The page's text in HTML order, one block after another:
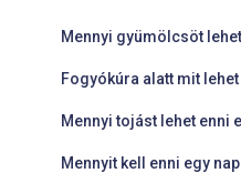
Mennyi gyümölcsöt
Fogyókúra alatt mit lehet
Mennyi tojást lehet enni
Mennyit kell enni egy